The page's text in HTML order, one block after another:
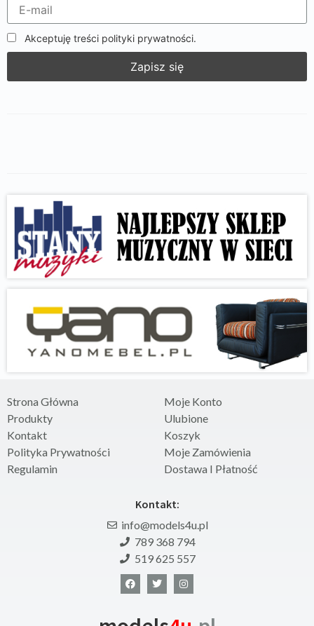
Akceptuję treści polityki prywatności.
Strona Główna
Produkty
Kontakt
Polityka Prywatności
Regulamin
Moje Konto
Ulubione
Koszyk
Moje Zamówienia
Dostawa I Płatność
Kontakt:
info@models4u.pl
789 368 794
519 625 557